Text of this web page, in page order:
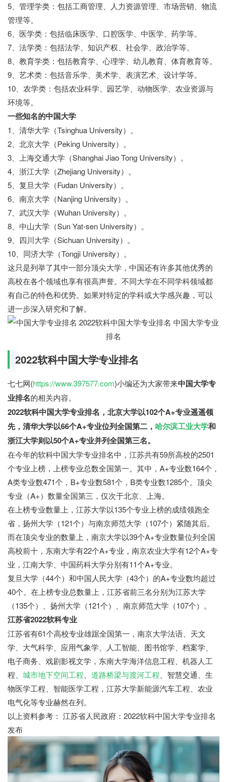
5、管理学类：包括工商管理、人力资源管理、市场营销、物流
管理等。
6、医学类：包括临床医学、口腔医学、中医学、药学等。
7、法学类：包括法学、知识产权、社会学、政治学等。
8、教育学类：包括教育学、心理学、幼儿教育、体育教育等。
9、艺术类：包括音乐学、美术学、表演艺术、设计学等。
10、农学类：包括农业科学、园艺学、动物医学、农业资源与
环境等。
一些知名的中国大学
1、清华大学（Tsinghua University）。
2、北京大学（Peking University）。
3、上海交通大学（Shanghai Jiao Tong University）。
4、浙江大学（Zhejiang University）。
5、复旦大学（Fudan University）。
6、南京大学（Nanjing University）。
7、武汉大学（Wuhan University）。
8、中山大学（Sun Yat-sen University）。
9、四川大学（Sichuan University）。
10、同济大学（Tongji University）。
这只是列举了其中一部分顶尖大学，中国还有许多其他优秀的
高校在各个领域也享有很高声誉。不同大学在不同学科领域都
有自己的特色和优势。如果对特定的学科或大学感兴趣，可以
进一步深入研究和了解。
2022软科中国大学专业排名
七七网(https://www.397577.com)小编还为大家带来中国大学专
业排名的相关内容。
2022软科中国大学专业排名，北京大学以102个A+专业遥遥领
先，清华大学以66个A+专业位列全国第二， 哈尔滨工业大学和
浙江大学则以50个A+专业并列全国第三名。
在今年的软科中国大学专业排名中，江苏共有59所高校的2501
个专业上榜，上榜专业总数全国第一。其中，A+专业数164个，
A类专业数471个，B+专业数581个，B类专业数1285个。顶尖
专业（A+）数量全国第三，仅次于北京、上海。
在上榜专业数量上，江苏大学以135个专业上榜的成绩领跑全
省，扬州大学（121个）与南京师范大学（107个）紧随其后。
而在顶尖专业的数量上，南京大学以39个A+专业数量位列全国
高校前十，东南大学有22个A+专业，南京农业大学有12个A+专
业，江南大学、中国药科大学分别有11个A+专业。
复旦大学（44个）和中国人民大学（43个）的A+专业数均超过
40个。在上榜专业总数量上，江苏省前三名分别为江苏大学
（135个）、扬州大学（121个）、南京师范大学（107个）。
江苏省2022软科专业
江苏省有61个高校专业雄踞全国第一，南京大学法语、天文
学、大气科学、应用气象学、人工智能、图书馆学、档案学、
电子商务、戏剧影视文学，东南大学海洋信息工程、机器人工
程、 城市地下空间工程、 道路桥梁与渡河工程、智慧交通、生
物医学工程、智能医学工程，江苏大学新能源汽车工程、农业
电气化等专业赫然在列。
以上资料参考： 江苏省人民政府：2022软科中国大学专业排名
发布